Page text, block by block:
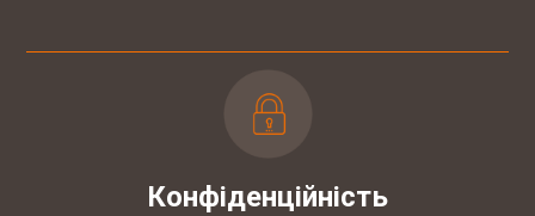
Конфіденційність